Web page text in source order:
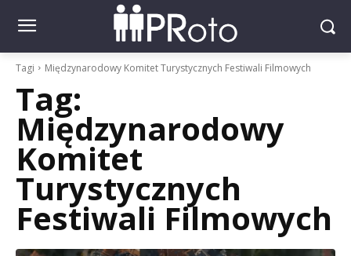
Tagi Międzynarodowy Komitet Turystycznych Festiwali Filmowych
Tag:
Międzynarodowy
Komitet
Turystycznych
Festiwali Filmowych